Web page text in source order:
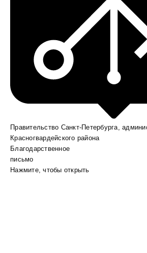
Правительство Санкт-Петербурга,
Красногвардейского района
Благодарственное
письмо
Нажмите, чтобы открыть